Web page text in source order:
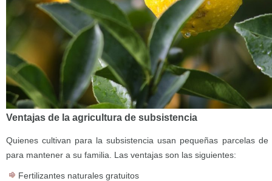
Ventajas de la agricultura de subsistencia
Quienes cultivan para la subsistencia usan pequeñas parcelas
para mantener a su familia. Las ventajas son las siguientes:
Fertilizantes naturales gratuitos